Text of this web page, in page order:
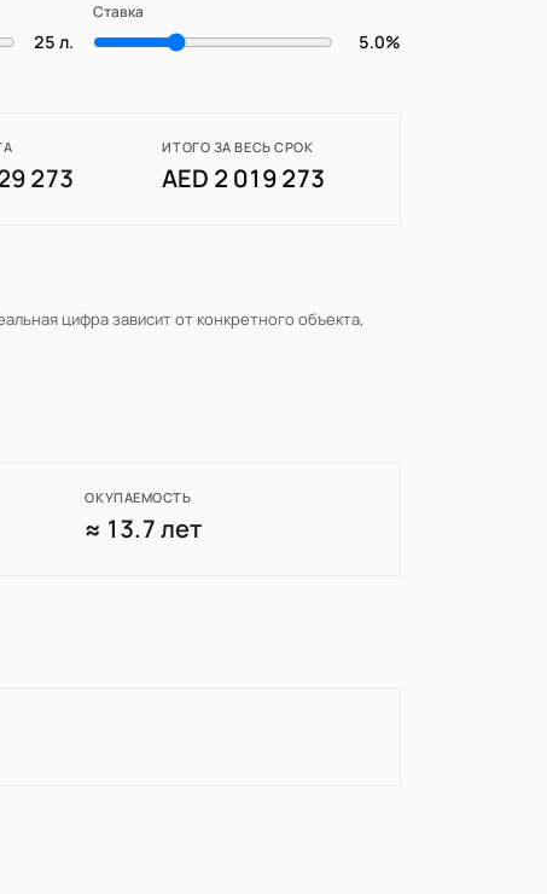
25 л.
Ставка
5.0%
273
ИТОГО ЗА ВЕСЬ СРОК
AED 2 019 273
цифра зависит от конкретного объекта,
ОКУПАЕМОСТЬ
≈ 13.7 лет